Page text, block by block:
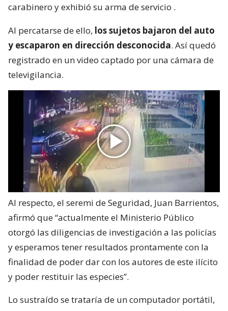
carabinero y exhibió su arma de servicio .
Al percatarse de ello, los sujetos bajaron del auto
y escaparon en dirección desconocida. Así quedó
registrado en un video captado por una cámara de
televigilancia.
Al respecto, el seremi de Seguridad, Juan Barrientos,
afirmó que “actualmente el Ministerio Público
otorgó las diligencias de investigación a las policías
y esperamos tener resultados prontamente con la
finalidad de poder dar con los autores de este ilícito
y poder restituir las especies”.
Lo sustraído se trataría de un computador portátil,